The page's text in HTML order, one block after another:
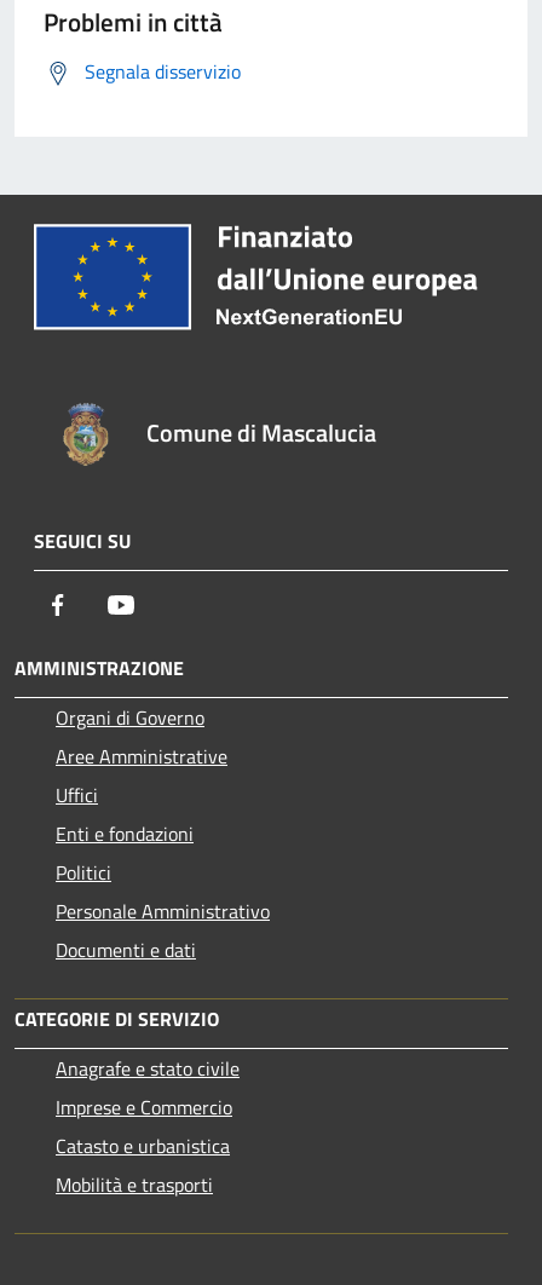
Problemi in città
Segnala disservizio
Comune di Mascalucia
SEGUICI SU
Facebook
AMMINISTRAZIONE
Organi di Governo
Aree Amministrative
Uffici
Enti e fondazioni
Politici
Personale Amministrativo
Documenti e dati
CATEGORIE DI SERVIZIO
Anagrafe e stato civile
Imprese e Commercio
Catasto e urbanistica
Mobilità e trasporti